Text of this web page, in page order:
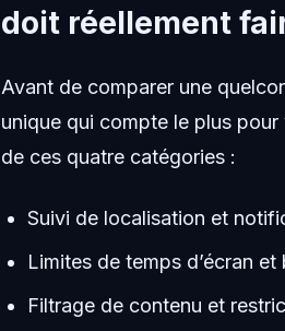
doit réellement
Avant de comparer une
unique qui compte le plus
de ces quatre catégories :
Suivi de localisation et
Limites de temps d’écran
Filtrage de contenu et